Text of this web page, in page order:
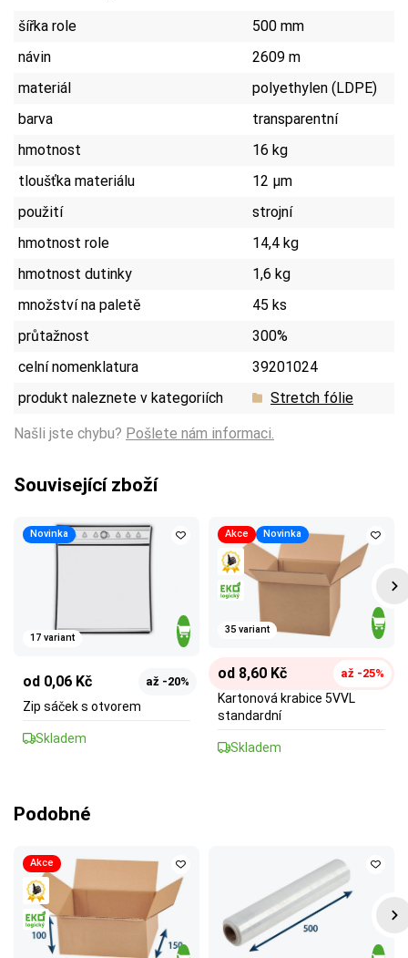
šířka role
500 mm
návin
2609 m
materiál
polyethylen (LDPE)
barva
transparentní
hmotnost
16 kg
tloušťka materiálu
12 µm
použití
strojní
hmotnost role
14,4 kg
hmotnost dutinky
1,6 kg
množství na paletě
45 ks
průtažnost
300%
celní nomenklatura
39201024
produkt naleznete v kategoriích
Stretch fólie
Našli jste chybu? Pošlete nám informaci.
Související zboží
Novinka
17 variant
od 0,06 Kč až -20%
Zip sáček s otvorem
Skladem
Akce Novinka
35 variant
od 8,60 Kč až -25%
Kartonová krabice 5VVL
standardní
Skladem
Podobné
Akce